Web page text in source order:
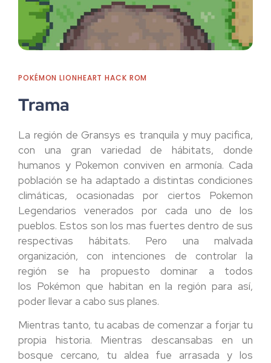
POKÉMON LIONHEART HACK ROM
Trama
La región de Gransys es tranquila y muy pacifica,
con una gran variedad de hábitats, donde
humanos y Pokemon conviven en armonía. Cada
población se ha adaptado a distintas condiciones
climáticas, ocasionadas por ciertos Pokemon
Legendarios venerados por cada uno de los
pueblos. Estos son los mas fuertes dentro de sus
respectivas hábitats. Pero una malvada
organización, con intenciones de controlar la
región se ha propuesto dominar a todos
los Pokémon que habitan en la región para así,
poder llevar a cabo sus planes.
Mientras tanto, tu acabas de comenzar a forjar tu
propia historia. Mientras descansabas en un
bosque cercano, tu aldea fue arrasada y los